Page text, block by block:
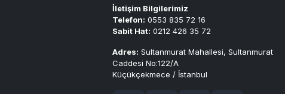
İletişim Bilgilerimiz
Telefon: 0553 835 72 16
Sabit Hat: 0212 426 35 72
Adres: Sultanmurat Mahallesi, Sultanmurat
Caddesi No:122/A
Küçükçekmece / İstanbul